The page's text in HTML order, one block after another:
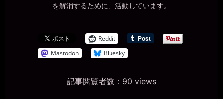
を解消するために、活動しています。
Reddit
Mastodon
Bluesky
記事閲覧者数：90 views